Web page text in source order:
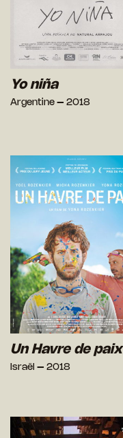
Yo niña
Argentine – 2018
Un Havre de paix
Israël – 2018